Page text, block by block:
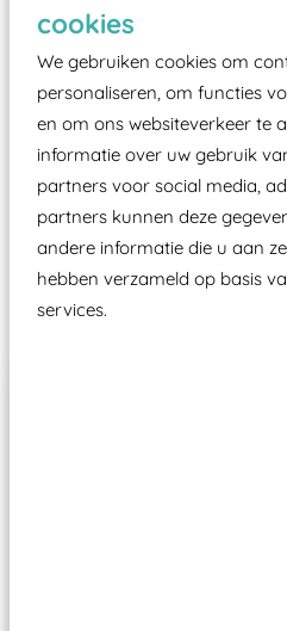
cookies
We gebruiken cookies om
personaliseren, om functies
en om ons websiteverkeer te
informatie over uw gebruik
partners voor social media,
partners kunnen deze
andere informatie die u aan
hebben verzameld op basis
services.
moet zijn van een
certificering, uitgegeven
aangewezen
Wij ook speeltoestellen
ze toch binnen het
Speeltoestellen vallen?
Past er goed bij